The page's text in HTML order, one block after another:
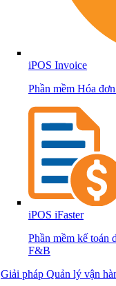
iPOS Invoice
Phần mềm Hóa
iPOS iFaster
Phần mềm kế toán
F&B
Giải pháp Quản lý vận